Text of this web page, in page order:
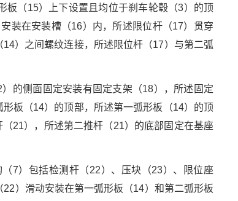
板（15）上下设置且均位于刹车轮毂（3）的顶
装在安装槽（16）内，所述限位杆（17）贯穿
）之间螺纹连接，所述限位杆（17）与第二弧
的侧面固定安装有固定支架（18），所述固定
板（14）的顶部，所述第一弧形板（14）的顶
21），所述第二推杆（21）的底部固定在基座
7）包括检测杆（22）、压块（23）、限位座
）滑动安装在第一弧形板（14）和第二弧形板